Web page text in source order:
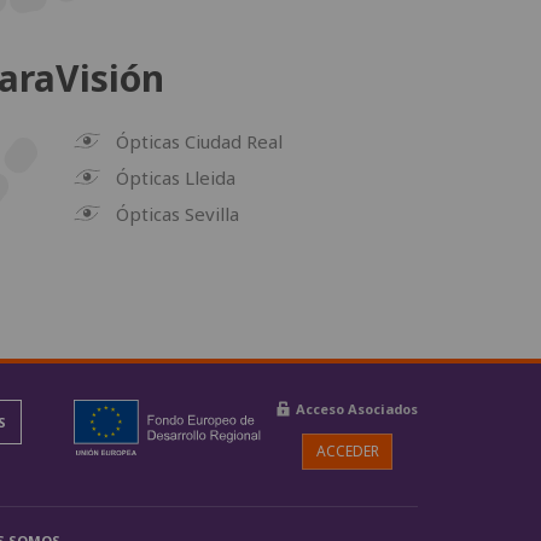
Ópticas Ciudad Real
Ópticas Lleida
Ópticas Sevilla
Acceso Asociados
ACCEDER